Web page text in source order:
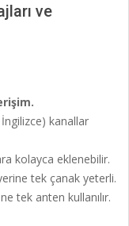
ve
kanallar
kolayca eklenebilir.
tek çanak yeterli.
tek anten kullanılır.